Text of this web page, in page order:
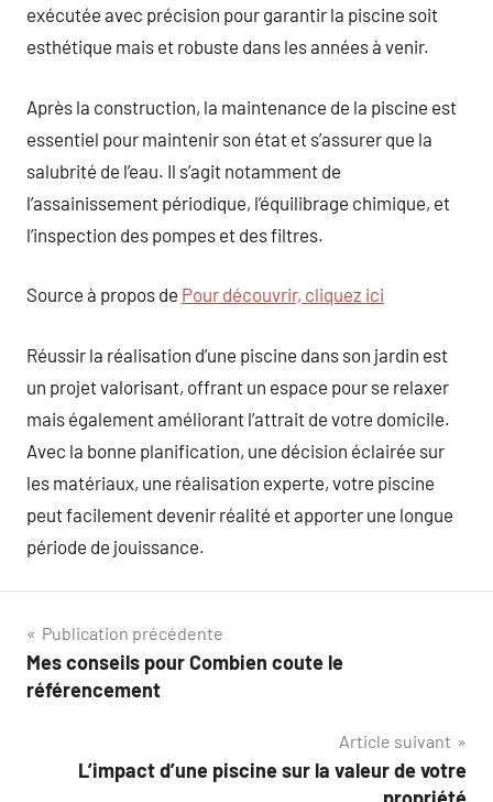
exécutée avec précision pour garantir la piscine soit
esthétique mais et robuste dans les années à venir.
Après la construction, la maintenance de la piscine est
essentiel pour maintenir son état et s’assurer que la
salubrité de l’eau. Il s’agit notamment de
l’assainissement périodique, l’équilibrage chimique, et
l’inspection des pompes et des filtres.
Source à propos de Pour découvrir, cliquez ici
Réussir la réalisation d’une piscine dans son jardin est
un projet valorisant, offrant un espace pour se relaxer
mais également améliorant l’attrait de votre domicile.
Avec la bonne planification, une décision éclairée sur
les matériaux, une réalisation experte, votre piscine
peut facilement devenir réalité et apporter une longue
période de jouissance.
Navigation
de
Publication précédente
Mes conseils pour Combien coute le
référencement
Article suivant
L’impact d’une piscine sur la valeur de votre